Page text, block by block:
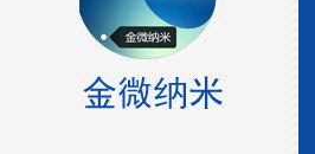
金微纳米荣获“国家高新技术企
业”称号